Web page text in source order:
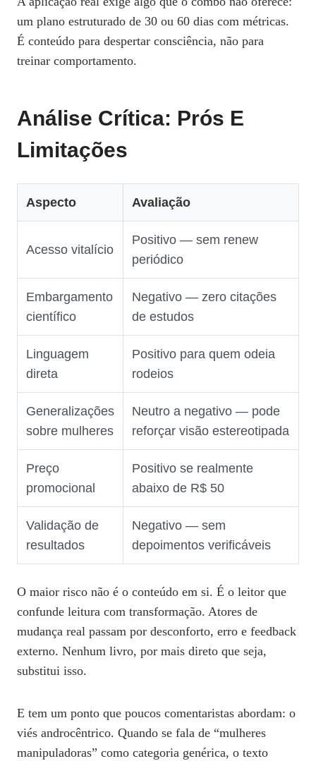
um plano estruturado de 30 ou 60 dias com métricas.
É conteúdo para despertar consciência, não para
treinar comportamento.
Análise Crítica: Prós E
Limitações
Aspecto Avaliação
Acesso vitalício
Positivo — sem renew
periódico
Embargamento
científico
Negativo — zero citações
de estudos
Linguagem
direta
Positivo para quem odeia
rodeios
Generalizações
sobre mulheres
Neutro a negativo — pode
reforçar visão estereotipada
Preço
promocional
Positivo se realmente
abaixo de R$ 50
Validação de
resultados
Negativo — sem
depoimentos verificáveis
O maior risco não é o conteúdo em si. É o leitor que
confunde leitura com transformação. Atores de
mudança real passam por desconforto, erro e feedback
externo. Nenhum livro, por mais direto que seja,
substitui isso.
E tem um ponto que poucos comentaristas abordam: o
viés androcêntrico. Quando se fala de “mulheres
manipuladoras” como categoria genérica, o texto